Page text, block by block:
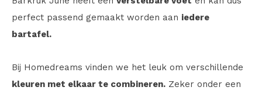
perfect passend gemaakt worden aan iedere
bartafel.
Bij Homedreams vinden we het leuk om verschillende
kleuren met elkaar te combineren. Zeker onder een